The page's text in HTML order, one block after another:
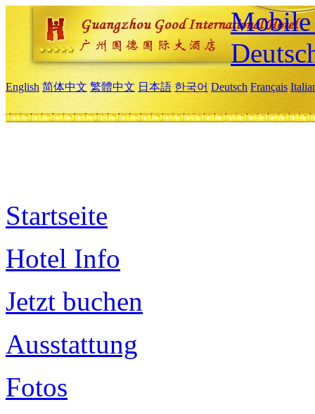
Mobile
English 简体中文 繁體中文 日本語 한국어 Deutsch Français
Startseite
Hotel Info
Jetzt buchen
Ausstattung
Fotos